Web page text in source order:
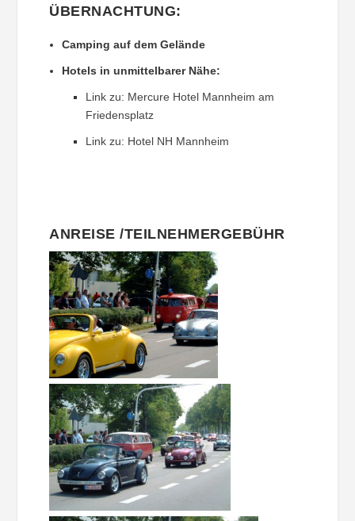
ÜBERNACHTUNG:
Camping auf dem Gelände
Hotels in unmittelbarer Nähe:
Link zu: Mercure Hotel Mannheim am
Friedensplatz
Link zu: Hotel NH Mannheim
ANREISE /TEILNEHMERGEBÜHR